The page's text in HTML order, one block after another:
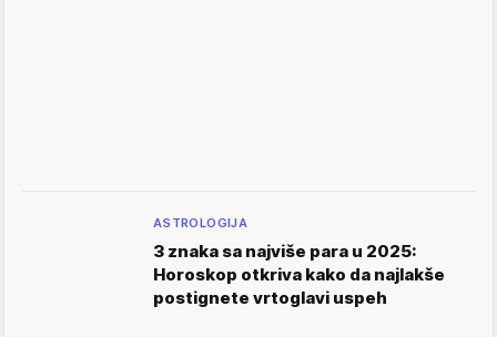
ASTROLOGIJA
3 znaka sa najviše para u 2025:
Horoskop otkriva kako da najlakše
postignete vrtoglavi uspeh